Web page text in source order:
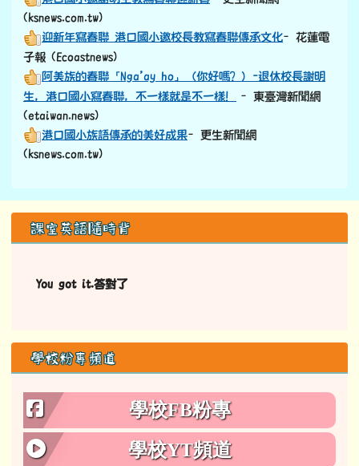
(ksnews.com.tw)
迎新年寫春聯 港口國小邀校長教寫春聯傳承文化–花蓮電
子報 (Ecoastnews)
阿美族的春聯「Nga’ay ho」（你好嗎？）-退休校長謝明
生，港口國小寫春聯，不一樣就是不一樣！
–東臺灣新聞網
(etaiwan.news)
港口國小族語傳承的美好成果–更生新聞網
(ksnews.com.tw)
左邊區域內容
課室英語隨時背
You got it.答對了
學校粉專頻道
學校FB粉專
學校YT頻道